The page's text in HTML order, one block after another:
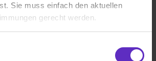
Sie muss einfach den aktuellen
gerecht werden.